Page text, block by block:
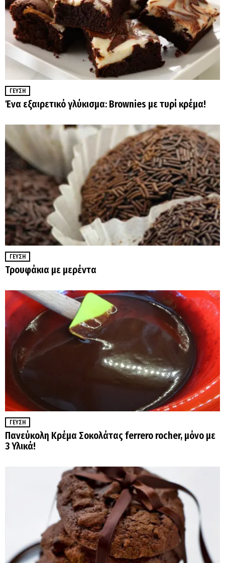
ΓΕΎΣΗ
Ένα εξαιρετικό γλύκισμα: Brownies με τυρί κρέμα!
ΓΕΎΣΗ
Τρουφάκια με μερέντα
ΓΕΎΣΗ
Πανεύκολη Κρέμα Σοκολάτας ferrero rocher, μόνο με
3 Υλικά!